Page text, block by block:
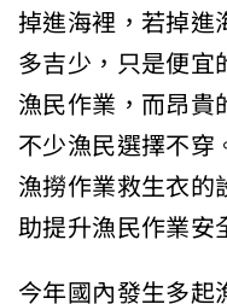
掉進海裡，若掉
多吉少，只是便
漁民作業，而昂
不少漁民選擇不
漁撈作業救生衣
助提升漁民作業安